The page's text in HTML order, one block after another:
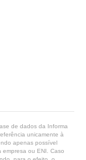
de dados da Informa
unicamente à
apenas possível
empresa ou ENI. Caso